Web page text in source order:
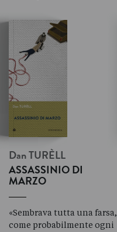
Dan TURÈLL
ASSASSINIO DI
MARZO
«Sembrava tutta una farsa,
come probabilmente ogni